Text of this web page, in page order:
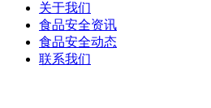
关于我们
食品安全资讯
食品安全动态
联系我们